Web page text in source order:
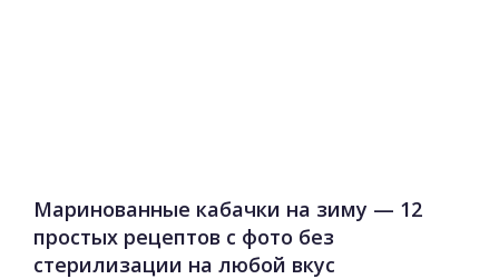
Маринованные кабачки на зиму — 12
простых рецептов с фото без
стерилизации на любой вкус